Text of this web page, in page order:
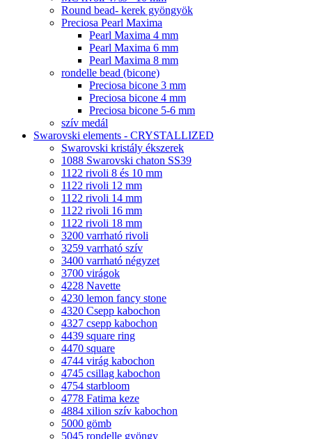
Round bead- kerek gyöngyök
Preciosa Pearl Maxima
Pearl Maxima 4 mm
Pearl Maxima 6 mm
Pearl Maxima 8 mm
rondelle bead (bicone)
Preciosa bicone 3 mm
Preciosa bicone 4 mm
Preciosa bicone 5-6 mm
szív medál
Swarovski elements - CRYSTALLIZED
Swarovski kristály ékszerek
1088 Swarovski chaton SS39
1122 rivoli 8 és 10 mm
1122 rivoli 12 mm
1122 rivoli 14 mm
1122 rivoli 16 mm
1122 rivoli 18 mm
3200 varrható rivoli
3259 varrható szív
3400 varrható négyzet
3700 virágok
4228 Navette
4230 lemon fancy stone
4320 Csepp kabochon
4327 csepp kabochon
4439 square ring
4470 square
4744 virág kabochon
4745 csillag kabochon
4754 starbloom
4778 Fatima keze
4884 xilion szív kabochon
5000 gömb
5045 rondelle gyöngy